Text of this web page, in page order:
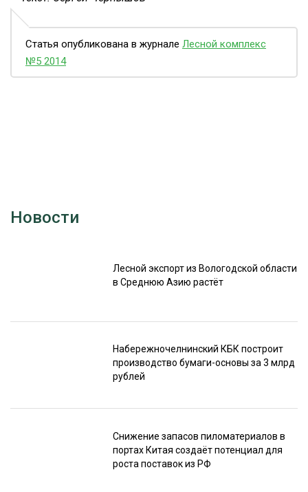
Статья опубликована в журнале Лесной комплекс
№5 2014
Новости
Лесной экспорт из Вологодской области
в Среднюю Азию растёт
Набережночелнинский КБК построит
производство бумаги-основы за 3 млрд
рублей
Снижение запасов пиломатериалов в
портах Китая создаёт потенциал для
роста поставок из РФ